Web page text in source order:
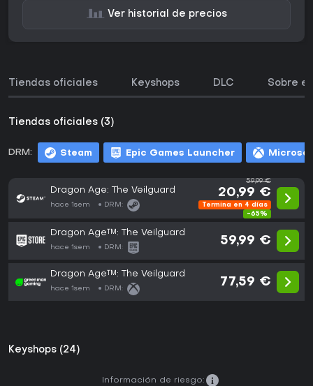
Ver historial de precios
Tiendas oficiales Keyshops DLC Sobre
Tiendas oficiales (3)
DRM: Steam Epic Games Launcher
Dragon Age: The Veilguard
hace 1sem DRM:
59,99 €
20,99 €
Termina en 4 días
-65%
Dragon Age™: The Veilguard
hace 1sem DRM:
59,99 €
Dragon Age™: The Veilguard
hace 1sem DRM:
77,59 €
Keyshops (24)
Información de riesgo: